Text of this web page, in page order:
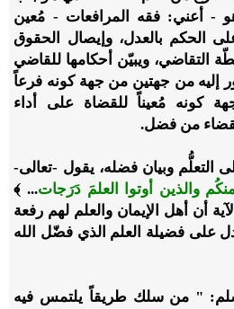
- أعني: فقه المرافعات - مُعين
الحكم بالعدل، وإيصال الحقوق
التقاضي، ويبيّن أحكامها للقاضي
إليه من جهتين من جهة كونه فرعاً
كونه مُعيناً للقضاة على أداء
من فضل.
التعلُّم وبيان فضله، يقول -تعالى-
والذين أوتوا العلمَ دَرَجات... ﴾
هذه الآية أن أهل الإيمان والعلم لهم رفعة
على فضيلة العلم الذي فضّل الله
" من سلك طريقاً يلتمس فيه